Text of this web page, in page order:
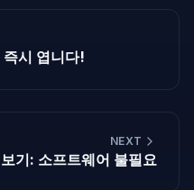
시 엽니다!
NEXT
기: 소프트웨어 불필요